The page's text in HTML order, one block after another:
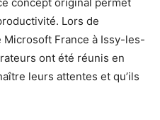
Lors de
Microsoft France à Issy-les-
ont été réunis en
leurs attentes et qu’ils